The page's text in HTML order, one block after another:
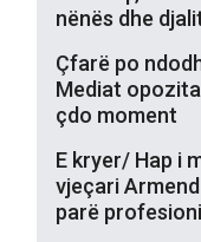
nënës dhe
Çfarë po
Mediat
çdo moment
E kryer/ Hap i
vjeçari
parë